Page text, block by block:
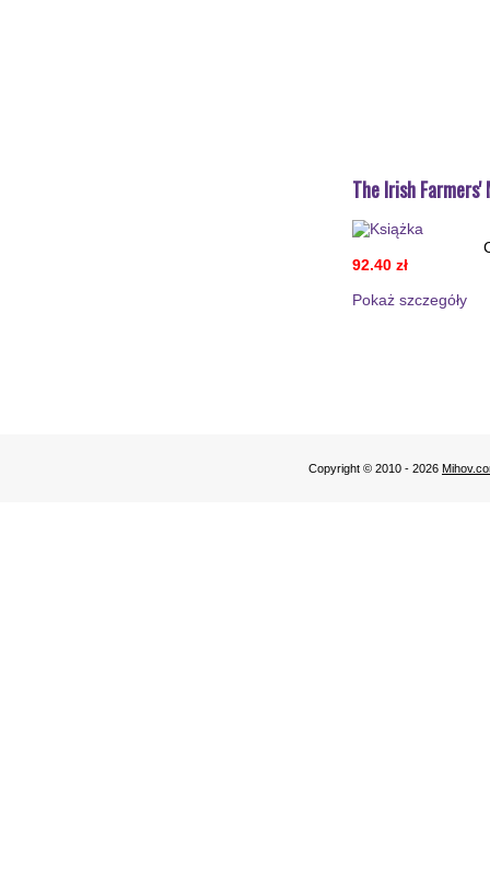
The Irish
92.40 zł
Pokaż szczegόły
Copyright © 2010 - 2026